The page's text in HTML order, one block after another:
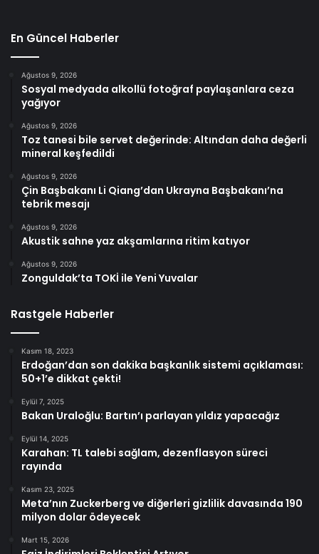
En Güncel Haberler
Ağustos 9, 2026
Sosyal medyada alkollü fotoğraf paylaşanlara ceza
yağıyor
Ağustos 9, 2026
Toz tanesi bile servet değerinde: Altından daha değerli
mineral keşfedildi
Ağustos 9, 2026
Çin Başbakanı Li Qiang’dan Ukrayna Başbakanı’na
tebrik mesajı
Ağustos 9, 2026
Akustik sahne yaz akşamlarına ritim katıyor
Ağustos 9, 2026
Zonguldak’ta TOKİ ile Yeni Yuvalar
Rastgele Haberler
Kasım 18, 2023
Erdoğan’dan son dakika başkanlık sistemi açıklaması:
50+1’e dikkat çekti!
Eylül 7, 2025
Bakan Uraloğlu: Bartın’ı parlayan yıldız yapacağız
Eylül 14, 2025
Karahan: TL talebi sağlam, dezenflasyon süreci
rayında
Kasım 23, 2025
Meta’nın Zuckerberg ve diğerleri gizlilik davasında 190
milyon dolar ödeyecek
Mart 15, 2026